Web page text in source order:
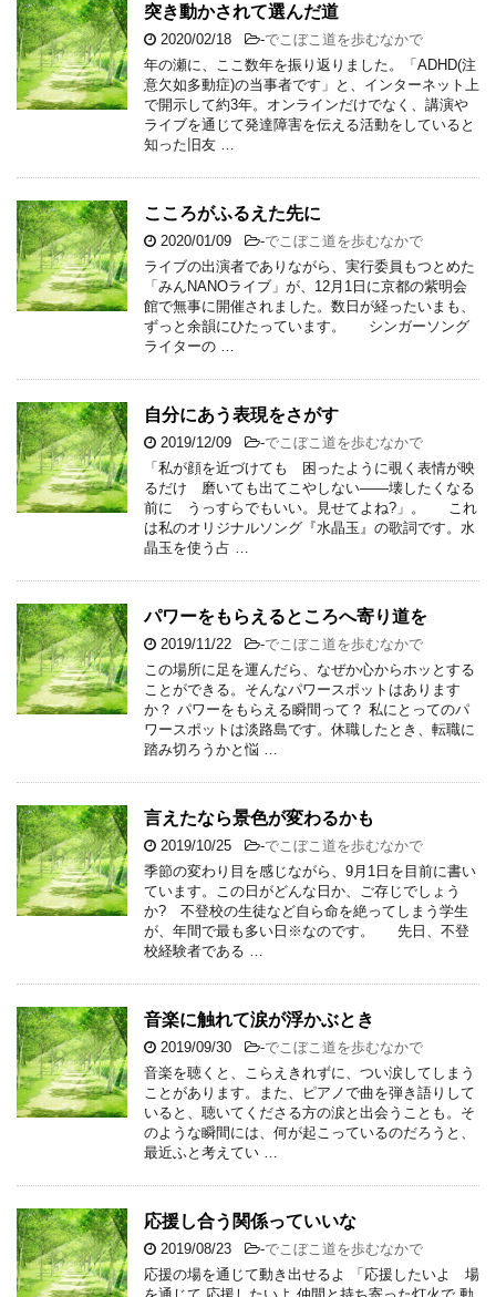
突き動かされて選んだ道
2020/02/18 -でこぼこ道を歩むなかで
年の瀬に、ここ数年を振り返りました。「ADHD(注
意欠如多動症)の当事者です」と、インターネット上
で開示して約3年。オンラインだけでなく、講演や
ライブを通じて発達障害を伝える活動をしていると
知った旧友 …
こころがふるえた先に
2020/01/09 -でこぼこ道を歩むなかで
ライブの出演者でありながら、実行委員もつとめた
「みんNANOライブ」が、12月1日に京都の紫明会
館で無事に開催されました。数日が経ったいまも、
ずっと余韻にひたっています。 シンガーソング
ライターの …
自分にあう表現をさがす
2019/12/09 -でこぼこ道を歩むなかで
「私が顔を近づけても 困ったように覗く表情が映
るだけ 磨いても出てこやしない――壊したくなる
前に うっすらでもいい。見せてよね?」。 これ
は私のオリジナルソング『水晶玉』の歌詞です。水
晶玉を使う占 …
パワーをもらえるところへ寄り道を
2019/11/22 -でこぼこ道を歩むなかで
この場所に足を運んだら、なぜか心からホッとする
ことができる。そんなパワースポットはあります
か？ パワーをもらえる瞬間って？ 私にとってのパ
ワースポットは淡路島です。休職したとき、転職に
踏み切ろうかと悩 …
言えたなら景色が変わるかも
2019/10/25 -でこぼこ道を歩むなかで
季節の変わり目を感じながら、9月1日を目前に書い
ています。この日がどんな日か、ご存じでしょう
か? 不登校の生徒など自ら命を絶ってしまう学生
が、年間で最も多い日※なのです。 先日、不登
校経験者である …
音楽に触れて涙が浮かぶとき
2019/09/30 -でこぼこ道を歩むなかで
音楽を聴くと、こらえきれずに、つい涙してしまう
ことがあります。また、ピアノで曲を弾き語りして
いると、聴いてくださる方の涙と出会うことも。そ
のような瞬間には、何が起こっているのだろうと、
最近ふと考えてい …
応援し合う関係っていいな
2019/08/23 -でこぼこ道を歩むなかで
応援の場を通じて動き出せるよ 「応援したいよ 場